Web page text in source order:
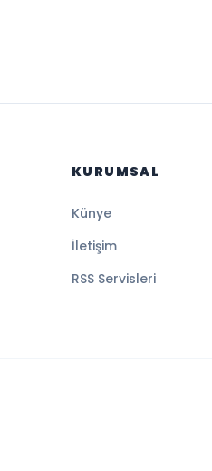
KURUMSAL
Künye
İletişim
RSS Servisleri